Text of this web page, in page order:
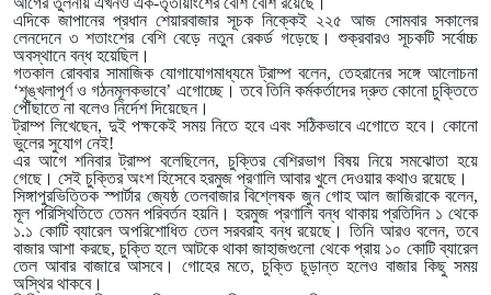
এদিকে জাপানের প্রধান শেয়ারবাজার সূচক নিক্কেই ২২৫ আজ সোমবার সকালের
লেনদেনে ৩ শতাংশের বেশি বেড়ে নতুন রেকর্ড গড়েছে। শুক্রবারও সূচকটি সর্বোচ্চ
অবস্থানে বন্ধ হয়েছিল।
গতকাল রোববার সামাজিক যোগাযোগমাধ্যমে ট্রাম্প বলেন, তেহরানের সঙ্গে আলোচনা
‘শৃঙ্খলাপূর্ণ ও গঠনমূলকভাবে’ এগোচ্ছে। তবে তিনি কর্মকর্তাদের দ্রুত কোনো চুক্তিতে
পৌঁছাতে না বলেও নির্দেশ দিয়েছেন।
ট্রাম্প লিখেছেন, দুই পক্ষকেই সময় নিতে হবে এবং সঠিকভাবে এগোতে হবে। কোনো
ভুলের সুযোগ নেই!
এর আগে শনিবার ট্রাম্প বলেছিলেন, চুক্তির বেশিরভাগ বিষয় নিয়ে সমঝোতা হয়ে
গেছে। সেই চুক্তির অংশ হিসেবে হরমুজ প্রণালি আবার খুলে দেওয়ার কথাও রয়েছে।
সিঙ্গাপুরভিত্তিক স্পার্টার জ্যেষ্ঠ তেলবাজার বিশ্লেষক জুন গোহ আল জাজিরাকে বলেন,
মূল পরিস্থিতিতে তেমন পরিবর্তন হয়নি। হরমুজ প্রণালি বন্ধ থাকায় প্রতিদিন ১ থেকে
১.১ কোটি ব্যারেল অপরিশোধিত তেল সরবরাহ বন্ধ রয়েছে। তিনি আরও বলেন, তবে
বাজার আশা করছে, চুক্তি হলে আটকে থাকা জাহাজগুলো থেকে প্রায় ১০ কোটি ব্যারেল
তেল আবার বাজারে আসবে। গোহের মতে, চুক্তি চূড়ান্ত হলেও বাজার কিছু সময়
অস্থির থাকবে।